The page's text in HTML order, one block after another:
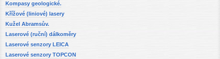
Kompasy geologické.
Křížové (liniové) lasery
Kužel Abramsův.
Laserové (ruční) dálkoměry
Laserové senzory LEICA
Laserové senzory TOPCON